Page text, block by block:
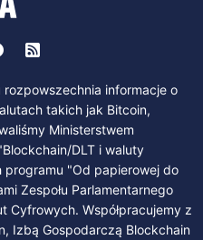
informacje o
takich jak Bitcoin,
Ministerstwem
DLT i waluty
programu "Od papierowej do
Zespołu Parlamentarnego
Cyfrowych. Współpracujemy z
Izbą Gospodarczą Blockchain